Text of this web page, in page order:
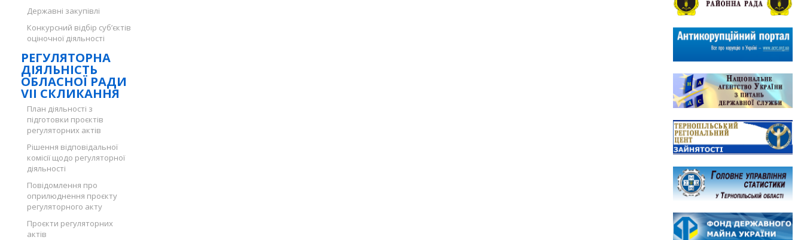
Державні закупівлі
Конкурсний відбір суб’єктів
оціночної діяльності
РЕГУЛЯТОРНА
ДІЯЛЬНІСТЬ
ОБЛАСНОЇ РАДИ
VII СКЛИКАННЯ
План діяльності з
підготовки проєктів
регуляторних актів
Рішення відповідальної
комісії щодо регуляторної
діяльності
Повідомлення про
оприлюднення проєкту
регуляторного акту
Проєкти регуляторних
актів